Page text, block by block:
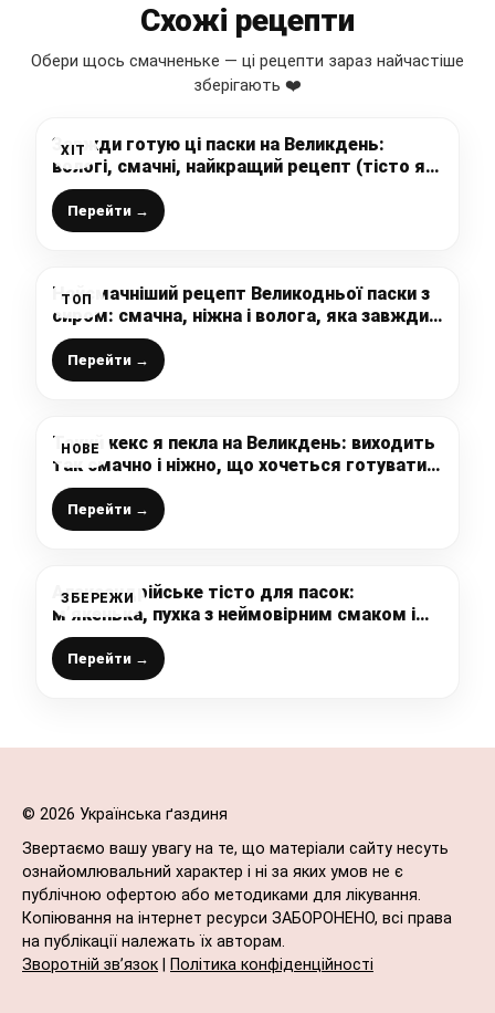
Схожі рецепти
Обери щось смачненьке — ці рецепти зараз найчастіше
зберігають ❤️
ХІТ
Завжди готую ці паски на Великдень:
вологі, смачні, найкращий рецепт (тісто як
пух, м’яке і пишне, але без дріжджів)
Перейти →
ТОП
Найсмачніший рецепт Великодньої паски з
сиром: смачна, ніжна і волога, яка завжди
виходить і в усіх – зберігайте рецепт!
Перейти →
НОВЕ
Такий кекс я пекла на Великдень: виходить
так смачно і ніжно, що хочеться готувати
не тільки у свята (а все дуже просто)
Перейти →
ЗБЕРЕЖИ
Александрійське тісто для пасок:
м’якенька, пухка з неймовірним смаком і
ароматом (традиційний рецепт, за яким
готую з року в рік)
Перейти →
© 2026 Українська ґаздиня
Звертаємо вашу увагу на те, що матеріали сайту несуть
ознайомлювальний характер і ні за яких умов не є
публічною офертою або методиками для лікування.
Копіювання на інтернет ресурси ЗАБОРОНЕНО, всі права
на публікації належать їх авторам.
Зворотній зв’язок
Політика конфіденційності